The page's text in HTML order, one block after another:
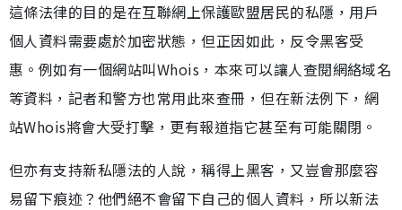
這條法律的目的是在互聯網上保護歐盟居民的私隱，用戶
個人資料需要處於加密狀態，但正因如此，反令黑客受
惠。例如有一個網站叫Whois，本來可以讓人查閱網絡域名
等資料，記者和警方也常用此來查冊，但在新法例下，網
站Whois將會大受打擊，更有報道指它甚至有可能關閉。
但亦有支持新私隱法的人說，稱得上黑客，又豈會那麼容
易留下痕迹？他們絕不會留下自己的個人資料，所以新法